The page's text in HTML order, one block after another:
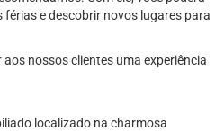
e descobrir novos lugares para
nossos clientes uma experiência
localizado na charmosa